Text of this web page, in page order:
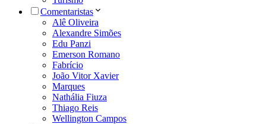
Comentaristas
Alê Oliveira
Alexandre Simões
Edu Panzi
Emerson Romano
Fabrício
João Vitor Xavier
Marques
Nathália Fiuza
Thiago Reis
Wellington Campos